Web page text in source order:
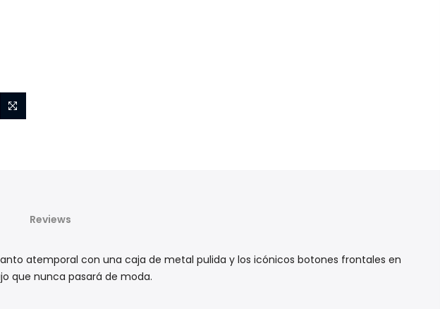
Reviews
atemporal con una caja de metal pulida y los icónicos botones frontales en
que nunca pasará de moda.